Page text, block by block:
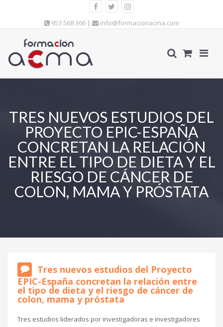
953 568 366 | info@formacionacma.com
TRES NUEVOS ESTUDIOS DEL
PROYECTO EPIC-ESPAÑA
CONCRETAN LA RELACIÓN
ENTRE EL TIPO DE DIETA Y EL
RIESGO DE CÁNCER DE
COLON, MAMA Y PRÓSTATA
Tres nuevos estudios del Proyecto
EPIC-España concretan la relación entre
el tipo de dieta y el riesgo de cáncer de
colon, mama y próstata
Tres estudios liderados por investigadoras e investigadores